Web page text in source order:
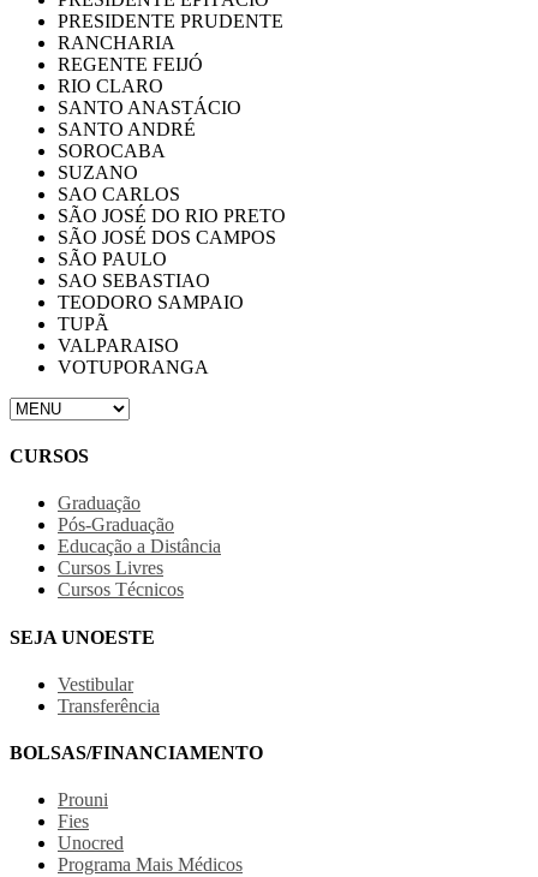
PRESIDENTE PRUDENTE
RANCHARIA
REGENTE FEIJÓ
RIO CLARO
SANTO ANASTÁCIO
SANTO ANDRÉ
SOROCABA
SUZANO
SAO CARLOS
SÃO JOSÉ DO RIO PRETO
SÃO JOSÉ DOS CAMPOS
SÃO PAULO
SAO SEBASTIAO
TEODORO SAMPAIO
TUPÃ
VALPARAISO
VOTUPORANGA
CURSOS
Graduação
Pós-Graduação
Educação a Distância
Cursos Livres
Cursos Técnicos
SEJA UNOESTE
Vestibular
Transferência
BOLSAS/FINANCIAMENTO
Prouni
Fies
Unocred
Programa Mais Médicos